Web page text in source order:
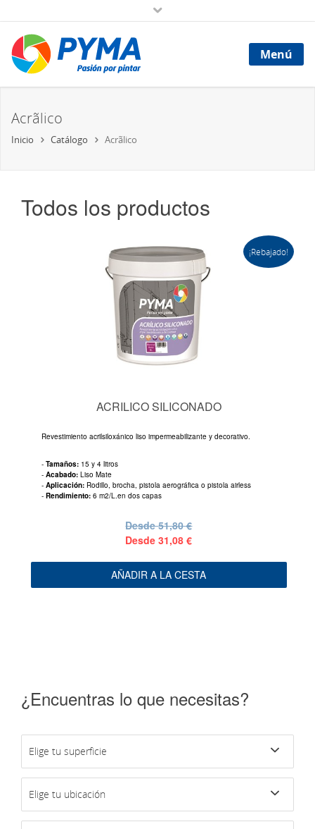
Menú
Acrã­lico
Inicio Catálogo Acrã­lico
Todos los productos
¡Rebajado!
ACRILICO SILICONADO
Revestimiento acrilsiloxánico liso impermeabilizante y decorativo.
- Tamaños: 15 y 4 litros
- Acabado: Liso Mate
- Aplicación: Rodillo, brocha, pistola aerográfica o pistola airless
- Rendimiento: 6 m2/L.en dos capas
Desde51,80 €
Desde31,08 €
AÑADIR A LA CESTA
¿Encuentras lo que necesitas?
Elige tu superficie
Elige tu ubicación